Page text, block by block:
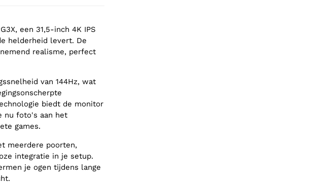
een 31,5-inch 4K IPS
helderheid levert. De
realisme, perfect
van 144Hz, wat
biedt de monitor
nu foto's aan het
games.
meerdere poorten,
integratie in je setup.
je ogen tijdens lange